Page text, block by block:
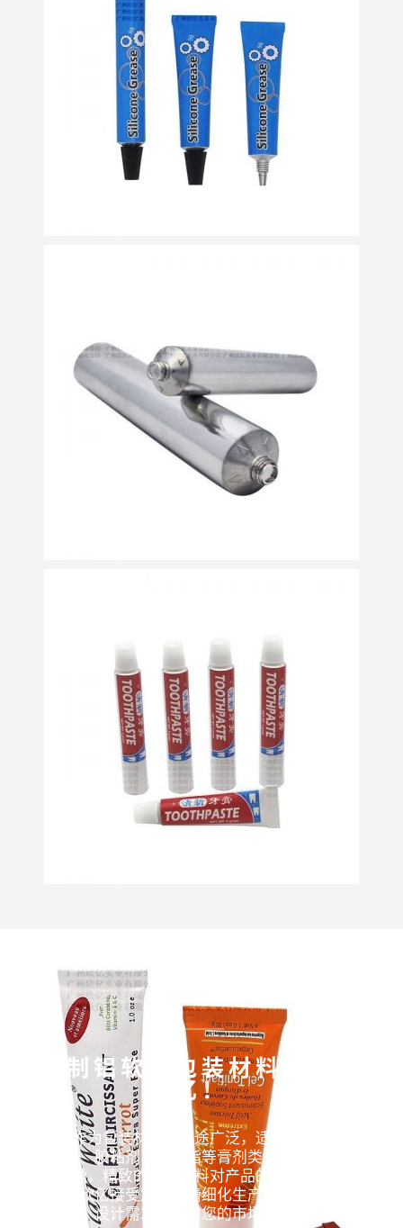
定制铝软管包装材料，找欣
亿！
铝软管作为包装材料，用途广泛，适合用于充填化妆
品、牙膏、胶粘剂、润滑脂等膏剂类产品。现今品牌化
趋势明确，精致的包装材料对产品的颜值打造十分重
要，广州欣亿接受定制，精细化生产能够配合您的产品
设计需求，助力您的市场开发！